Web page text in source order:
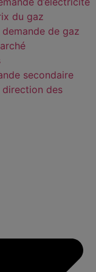
du gaz
de gaz
secondaire
direction des